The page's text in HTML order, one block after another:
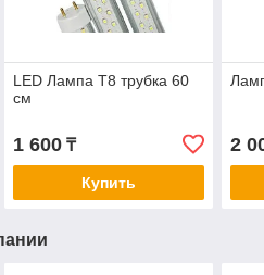
LED Лампа Т8 трубка 60
см
1 600₸
Купить
2